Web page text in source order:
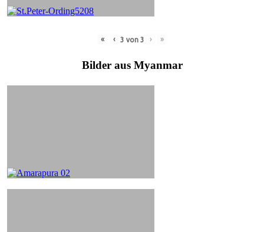
« ‹ 3 von 3 › »
Bilder aus Myanmar